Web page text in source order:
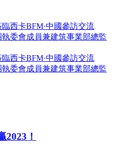
西卡BFM·中國參訪交流
委會成員兼建筑事業部總監
西卡BFM·中國參訪交流
委會成員兼建筑事業部總監
2023！